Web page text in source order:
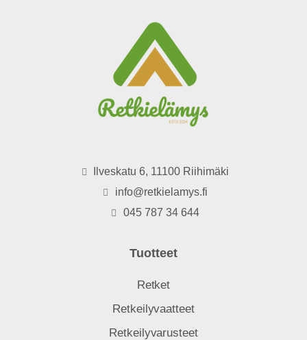
Ilveskatu 6, 11100 Riihimäki
info@retkielamys.fi
045 787 34 644
Tuotteet
Retket
Retkeilyvaatteet
Retkeilyvarusteet